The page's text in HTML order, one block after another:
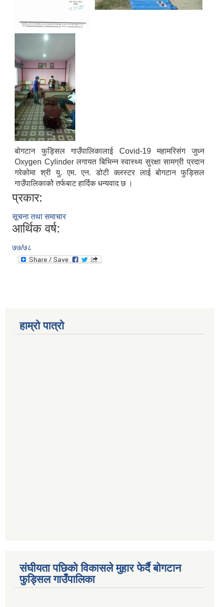
बोगटान फुड्सिल गाउँपालिकालाई Covid-19 महामरिसंग जुध्न
Oxygen Cylinder लगायत बिभिन्न स्वास्थ्य सुरक्षा सामग्री प्रदान
गरेकोमा श्री यु. एम. एन. डोटी क्लस्टर लाई बोगटान फुड्सिल
गाउँपालिकाकोे तर्फबाट हार्दिक धन्यवाद छ ।
प्रकार:
सूचना तथा समाचार
आर्थिक वर्ष:
७७/७८
हाम्रो पात्रो
संघीयता पछिको विकासले मुहार फेर्दै बोगटान
फुड्सिल गाउँपालिका